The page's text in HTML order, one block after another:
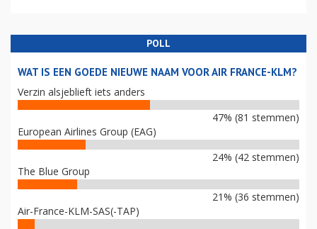
POLL
WAT IS EEN GOEDE NIEUWE NAAM VOOR AIR FRANCE-KLM?
Verzin alsjeblieft iets anders
47% (81 stemmen)
European Airlines Group (EAG)
24% (42 stemmen)
The Blue Group
21% (36 stemmen)
Air-France-KLM-SAS(-TAP)